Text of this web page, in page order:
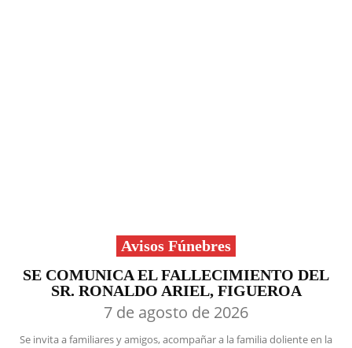
Avisos Fúnebres
SE COMUNICA EL FALLECIMIENTO DEL
SR. RONALDO ARIEL, FIGUEROA
7 de agosto de 2026
Se invita a familiares y amigos, acompañar a la familia doliente en la